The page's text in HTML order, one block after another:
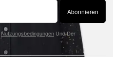
Abonnieren
Nutzungsbedingungen Und Der